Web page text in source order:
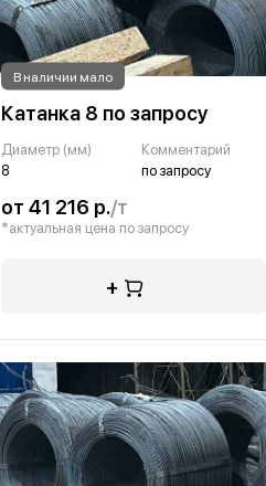
В наличии мало
Катанка 8 по запросу
Диаметр (мм)
8
Комментарий
по запросу
от 41 216 р./т
*актуальная цена по запросу
+